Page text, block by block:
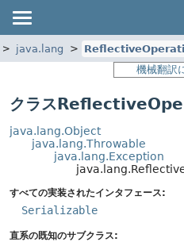
java.lang
機械翻訳
クラス
java.lang.Object
java.lang.Throwable
java.lang.Exception
すべての実装されたインタフェース:
Serializable
直系の既知のサブクラス: